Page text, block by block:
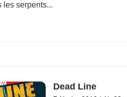
les serpents...
Dead Line